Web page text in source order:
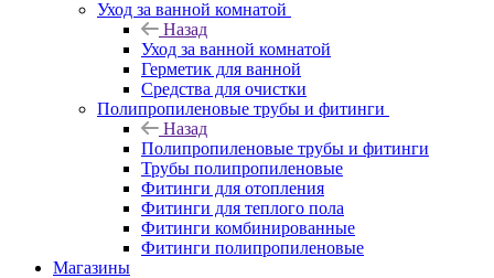
Уход за ванной комнатой
Назад
Уход за ванной комнатой
Герметик для ванной
Средства для очистки
Полипропиленовые трубы и фитинги
Назад
Полипропиленовые трубы и фитинги
Трубы полипропиленовые
Фитинги для отопления
Фитинги для теплого пола
Фитинги комбинированные
Фитинги полипропиленовые
Магазины